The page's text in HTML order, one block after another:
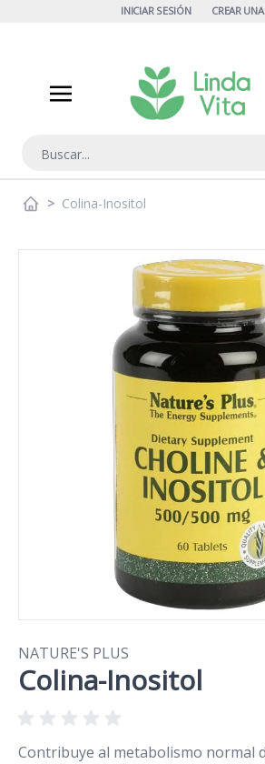
INICIAR SESIÓN CREAR
> Colina-Inositol
NATURE'S PLUS
Colina-Inositol
Contribuye al metabolismo normal